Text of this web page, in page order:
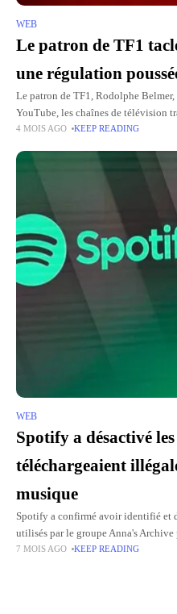
WEB
Le patron de TF1
une régulation
Le patron de TF1, Rodolphe
YouTube, les chaînes de télévision
intenable ». Derrière ce constat, une
4 MOIS AGO KEEP READING
WEB
Spotify a désactivé
téléchargeaient
musique
Spotify a confirmé avoir identifié et
utilisés par le groupe Anna's
millions de fichiers musicaux depuis
7 MOIS AGO KEEP READING